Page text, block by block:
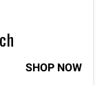
SHOP NOW